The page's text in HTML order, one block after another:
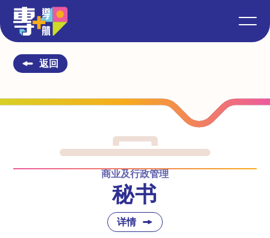
返回
商业及行政管理
秘书
详情